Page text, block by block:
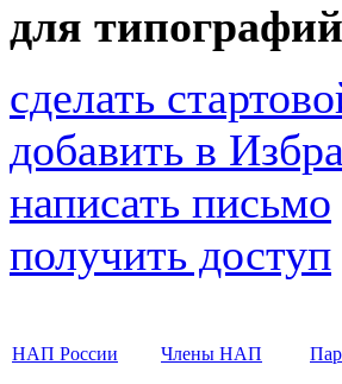
для
сделать
добавить в
написать письмо
получить доступ
НАП России Члены НАП